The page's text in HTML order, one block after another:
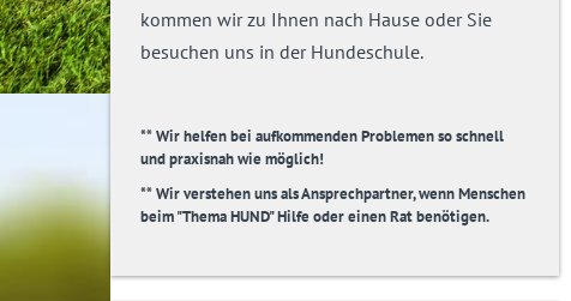
kommen wir zu Ihnen nach Hause oder Sie
besuchen uns in der Hundeschule.
** Wir helfen bei aufkommenden Problemen so schnell
und praxisnah wie möglich!
** Wir verstehen uns als Ansprechpartner, wenn Menschen
beim "Thema HUND" Hilfe oder einen Rat benötigen.